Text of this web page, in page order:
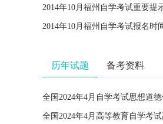
2014年10月福州自学考试重要提
2014年10月福州自学考试报名时
历年试题 备考资料
全国2024年4月自学考试思想道
全国2024年4月高等教育自学考